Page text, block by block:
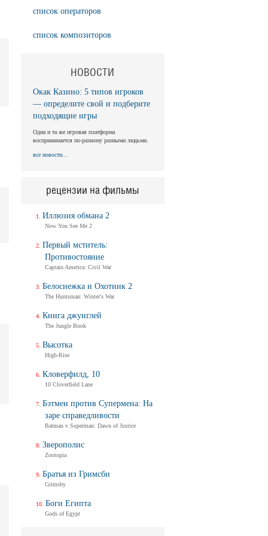
список операторов
список композиторов
НОВОСТИ
Окак Казино: 5 типов игроков
— определите свой и подберите
подходящие игры
Одна и та же игровая платформа
воспринимается по-разному разными людьми.
все новости...
рецензии на фильмы
Иллюзия обмана 2
Now You See Me 2
Первый мститель:
Противостояние
Captain America: Civil War
Белоснежка и Охотник 2
The Huntsman: Winter's War
Книга джунглей
The Jungle Book
Высотка
High-Rise
Кловерфилд, 10
10 Cloverfield Lane
Бэтмен против Супермена: На
заре справедливости
Batman v Superman: Dawn of Justice
Зверополис
Zootopia
Братья из Гримсби
Grimsby
Боги Египта
Gods of Egypt